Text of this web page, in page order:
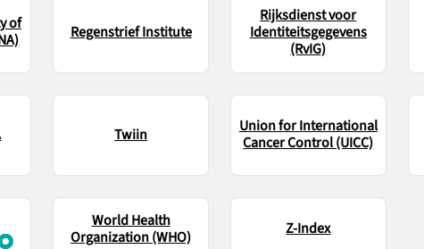
of
Regenstrief Institute
Rijksdienst voor
Identiteitsgegevens
(RvIG)
Twiin
Union for International
Cancer Control (UICC)
World Health
Organization (WHO)
Z-Index